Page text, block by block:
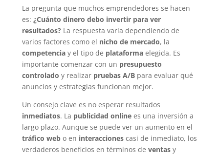
La pregunta que muchos emprendedores se hacen
es: ¿Cuánto dinero debo invertir para ver
resultados?La respuesta varía dependiendo de
varios factores como el nicho de mercado, la
competenciay el tipo de plataformaelegida. Es
importante comenzar con un presupuesto
controlado y realizar pruebas A/Bpara evaluar qué
anuncios y estrategias funcionan mejor.
Un consejo clave es no esperar resultados
inmediatos. La publicidad onlinees una inversión a
largo plazo. Aunque se puede ver un aumento en el
tráfico webo en interaccionescasi de inmediato, los
verdaderos beneficios en términos de ventasy